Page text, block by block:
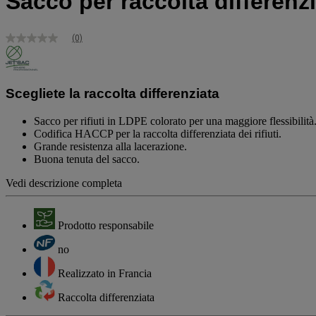
Nessuna
valutazione
Stesso
alla
pagina.
(0)
Scegliete la raccolta differenziata
Sacco per rifiuti in LDPE colorato per una maggiore flessibilità.
Codifica HACCP per la raccolta differenziata dei rifiuti.
Grande resistenza alla lacerazione.
Buona tenuta del sacco.
Vedi descrizione completa
Prodotto responsabile
no
Realizzato in Francia
Raccolta differenziata